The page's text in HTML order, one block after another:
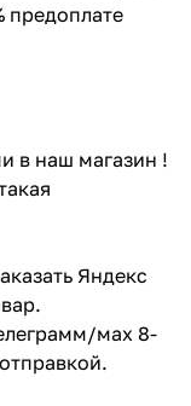
предоплате
в наш магазин !
Яндекс
мах 8-